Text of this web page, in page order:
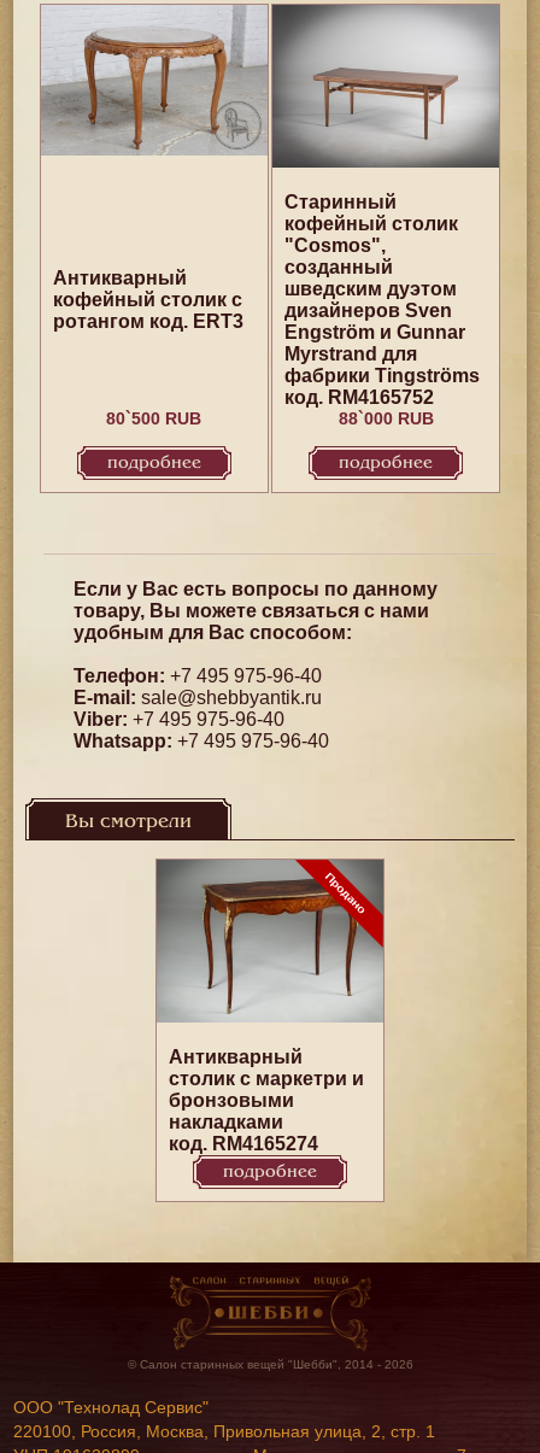
Антикварный
кофейный столик с
ротангом код. ERT3
80`500 RUB
подробнее
Старинный
кофейный столик
"Cosmos",
созданный
шведским дуэтом
дизайнеров Sven
Engström и Gunnar
Myrstrand для
фабрики Tingströms
код. RM4165752
88`000 RUB
подробнее
Если у Вас есть вопросы по данному
товару, Вы можете связаться с нами
удобным для Вас способом:
Телефон: +7 495 975-96-40
E-mail: sale@shebbyantik.ru
Viber: +7 495 975-96-40
Whatsapp: +7 495 975-96-40
Вы смотрели
Антикварный
столик с маркетри и
бронзовыми
накладками
код. RM4165274
подробнее
© Салон старинных вещей "Шебби", 2014 - 2026
ООО "Технолад Сервис"
220100, Россия, Москва, Привольная улица, 2, стр. 1